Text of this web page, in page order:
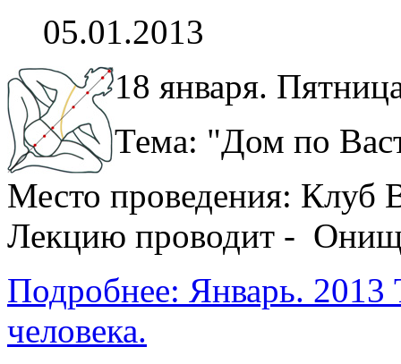
05.01.2013
18 января.
Тема: "Дом по
Место проведения: Клуб
Лекцию проводит -
Подробнее: Январь. 2013
человека.